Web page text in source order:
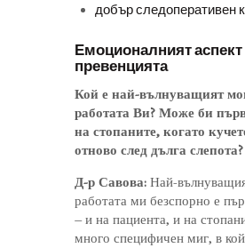
добър следоперативен
Емоционалният аспект
превенцията
Кой е най-вълнуващият
работата Ви? Може би
на стопаните, когато
отново след дълга слепота?
Д-р Савова: Най-
работата ми безспорно е
– и на пациента, и на
много специфичен миг, в